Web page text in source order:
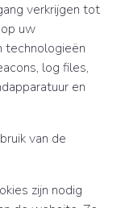
verkrijgen tot
uw
technologieën
log files,
en
van de
zijn nodig